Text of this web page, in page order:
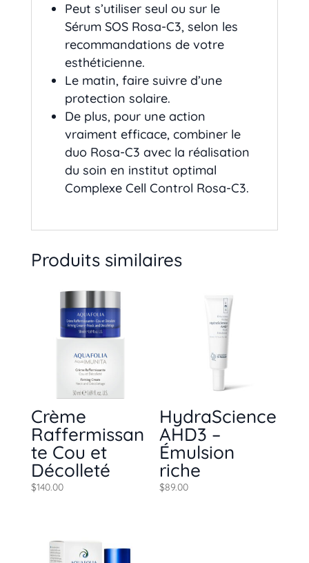
Peut s’utiliser seul ou sur le
Sérum SOS Rosa-C3, selon les
recommandations de votre
esthéticienne.
Le matin, faire suivre d’une
protection solaire.
De plus, pour une action
vraiment efficace, combiner le
duo Rosa-C3 avec la réalisation
du soin en institut optimal
Complexe Cell Control Rosa-C3.
Produits similaires
Crème
Raffermissan
te Cou et
Décolleté
$140.00
HydraScience
AHD3 –
Émulsion
riche
$89.00